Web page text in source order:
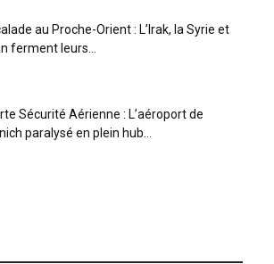
au Proche-Orient : L’Irak, la Syrie et
ferment leurs...
Sécurité Aérienne : L’aéroport de
paralysé en plein hub...